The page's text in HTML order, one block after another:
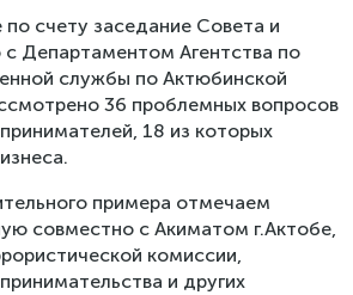
счету заседание Совета и
Департаментом Агентства по
службы по Актюбинской
36 проблемных вопросов
18 из которых
примера отмечаем
совместно с Акиматом г.Актобе,
комиссии,
и других